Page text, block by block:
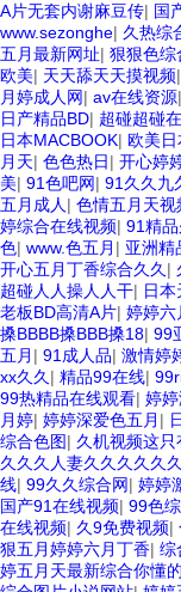
A片无套内谢麻豆传| 国
www.sezonghe| 久热综
五月最新网址| 狠狠色综
欧美| 天天舔天天摸视频|
月婷成人网| av在线资源|
日产精品BD| 超碰超碰
日本MACBOOK| 欧美
月天| 色色热日| 开心婷
美| 91色吧网| 91久久九
五月成人 | 色情五月天视
婷综合在线视频| 91精
色| www.色五月 | 亚洲精
开心五月丁香综合久久 |
超碰人人操人人干| 日
老板BD高清A片| 婷婷六
搡BBBB搡BBB搡18| 99
五月 | 91成人品| 激情婷
xx久久 | 精品99在线|
99热精品在线观看| 婷
月婷| 婷婷深爱色五月 |
综合色图| 久机视频这只
久久久人妻久久久久久
线| 99久久综合网| 婷婷
国产91在线视频| 99色
在线视频| 久9免费视频|
狠五月婷婷六月丁香| 综
婷五月天最新综合你懂的